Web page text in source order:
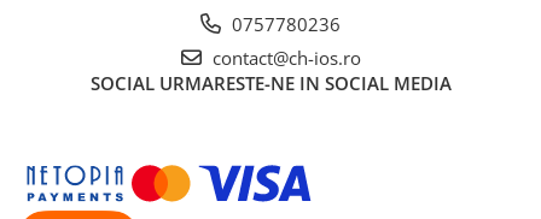
iPhone Xs
iPad Air 1, 9.7" (2013)
0757780236
contact@ch-ios.ro
SOCIAL URMARESTE-NE IN SOCIAL MEDIA